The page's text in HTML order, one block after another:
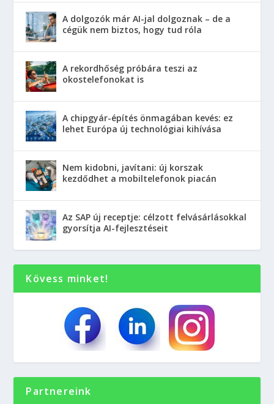
A dolgozók már AI-jal dolgoznak – de a
cégük nem biztos, hogy tud róla
A rekordhőség próbára teszi az
okostelefonokat is
A chipgyár-építés önmagában kevés: ez
lehet Európa új technológiai kihívása
Nem kidobni, javítani: új korszak
kezdődhet a mobiltelefonok piacán
Az SAP új receptje: célzott felvásárlásokkal
gyorsítja AI-fejlesztéseit
Kövess minket!
Partnereink